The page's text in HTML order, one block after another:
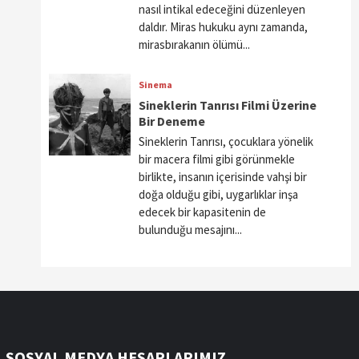
nasıl intikal edeceğini düzenleyen
daldır. Miras hukuku aynı zamanda,
mirasbırakanın ölümü...
Sinema
Sineklerin Tanrısı Filmi Üzerine
Bir Deneme
Sineklerin Tanrısı, çocuklara yönelik
bir macera filmi gibi görünmekle
birlikte, insanın içerisinde vahşi bir
doğa olduğu gibi, uygarlıklar inşa
edecek bir kapasitenin de
bulunduğu mesajını...